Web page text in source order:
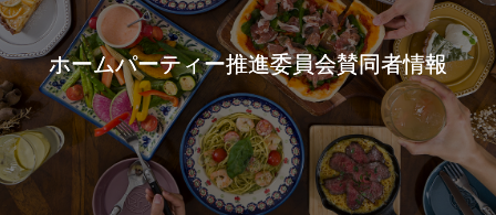
ホームパーティー推進委員会賛同者情報